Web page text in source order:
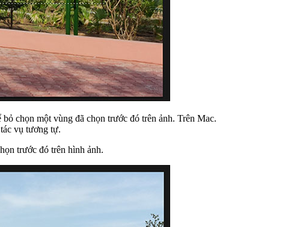
chọn một vùng đã chọn trước đó trên ảnh. Trên Mac.
vụ tương tự.
trước đó trên hình ảnh.